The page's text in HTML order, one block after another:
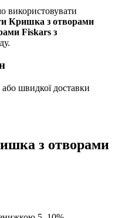
використовувати
Кришка з отворами
Fiskars з
швидкої доставки
з отворами